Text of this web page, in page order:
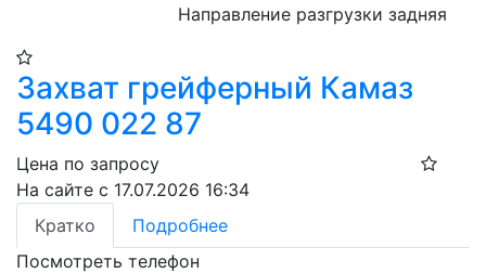
Направление разгрузки задняя
Захват грейферный Камаз
5490 022 87
Цена по запросу
На сайте с 17.07.2026 16:34
Кратко
Подробнее
Посмотреть телефон